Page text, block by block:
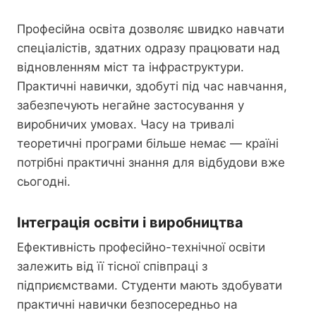
Професійна освіта дозволяє швидко навчати
спеціалістів, здатних одразу працювати над
відновленням міст та інфраструктури.
Практичні навички, здобуті під час навчання,
забезпечують негайне застосування у
виробничих умовах. Часу на тривалі
теоретичні програми більше немає — країні
потрібні практичні знання для відбудови вже
сьогодні.
Інтеграція освіти і виробництва
Ефективність професійно-технічної освіти
залежить від її тісної співпраці з
підприємствами. Студенти мають здобувати
практичні навички безпосередньо на